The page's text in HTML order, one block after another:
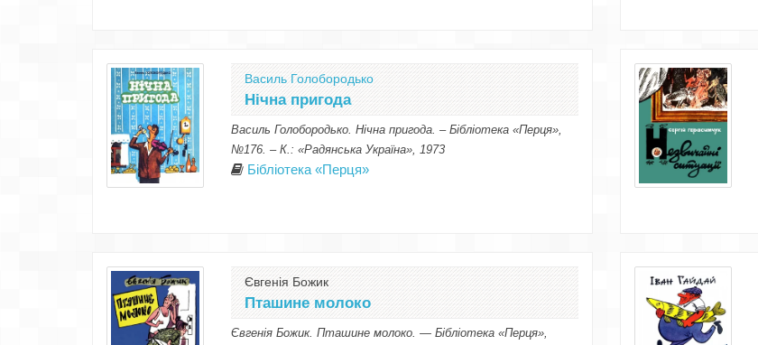
Василь Голобородько
Нічна пригода
Василь Голобородько. Нічна пригода. – Бібліотека «Перця»,
№176. – К.: «Радянська Україна», 1973
Бібліотека «Перця»
Євгенія Божик
Пташине молоко
Євгенія Божик. Пташине молоко. — Бібліотека «Перця»,